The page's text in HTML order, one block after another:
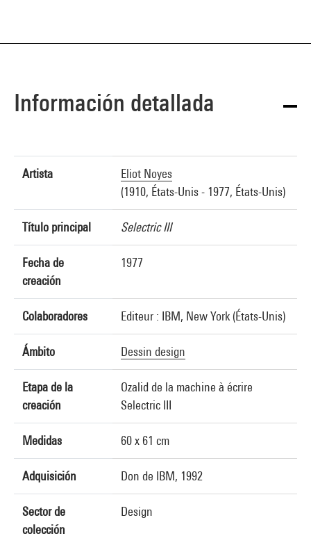
Información detallada
Artista
Eliot Noyes
(1910, États-Unis - 1977, États-Unis)
Título principal Selectric III
Fecha de
creación
1977
Colaboradores Editeur : IBM, New York (États-Unis)
Ámbito Dessin design
Etapa de la
creación
Ozalid de la machine à écrire
Selectric III
Medidas 60 x 61 cm
Adquisición Don de IBM, 1992
Sector de
colección
Design